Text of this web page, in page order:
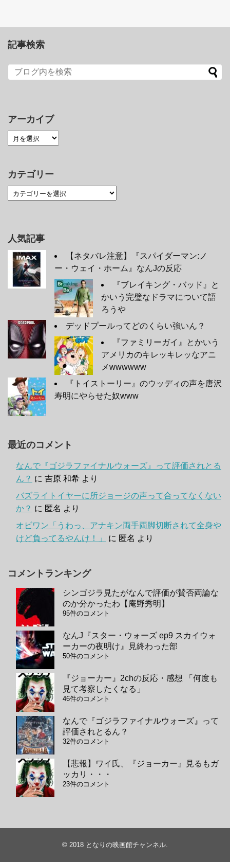
記事検索
アーカイブ
カテゴリー
人気記事
【ネタバレ注意】『スパイダーマン:ノ
ー・ウェイ・ホーム』なんJの反応
『ブレイキング・バッド』と
かいう完璧なドラマについて語
ろうや
デッドプールってどのくらい強いん？
『ファミリーガイ』とかいう
アメリカのキレッキレッなアニ
メwwwwww
『トイストーリー』のウッディの声を唐沢
寿明にやらせた奴www
最近のコメント
なんで『ゴジラファイナルウォーズ』って評価されとる
ん？ に 吉原 和希 より
バズライトイヤーに所ジョージの声って合ってなくない
か？ に 匿名 より
オビワン「うわっ、アナキン両手両脚切断されて全身や
けど負ってるやんけ！」
に 匿名 より
コメントランキング
シンゴジラ見たがなんで評価が賛否両論な
のか分かったわ【庵野秀明】
95件のコメント
なんJ『スター・ウォーズ ep9 スカイウォ
ーカーの夜明け』見終わった部
50件のコメント
『ジョーカー』2chの反応・感想 「何度も
見て考察したくなる」
46件のコメント
なんで『ゴジラファイナルウォーズ』って
評価されとるん？
32件のコメント
【悲報】ワイ氏、『ジョーカー』見るもガ
ッカリ・・・
23件のコメント
© 2018 となりの映画館チャンネル.